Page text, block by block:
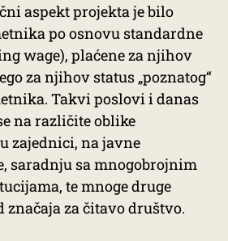
aspekt projekta je bilo
po osnovu standardne
wage), plaćene za njihov
za njihov status „poznatog“
Takvi poslovi i danas
na različite oblike
zajednici, na javne
saradnju sa mnogobrojnim
te mnoge druge
značaja za čitavo društvo.